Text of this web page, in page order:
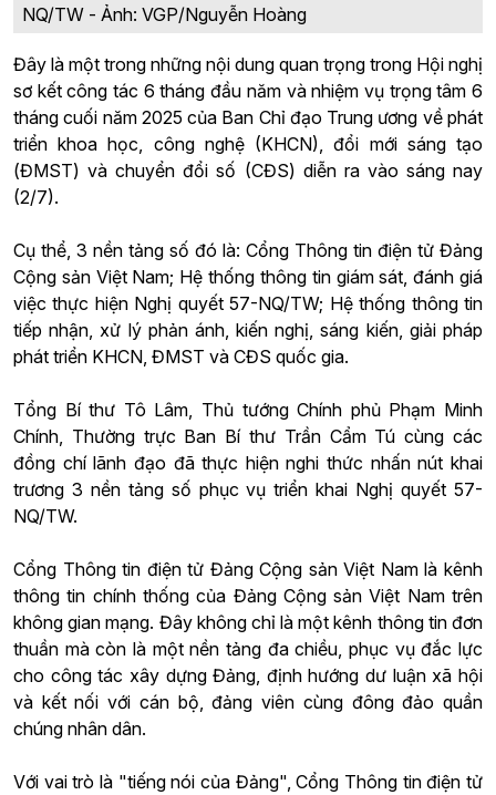
NQ/TW - Ảnh: VGP/Nguyễn Hoàng
Đây là một trong những nội dung quan trọng trong Hội nghị
sơ kết công tác 6 tháng đầu năm và nhiệm vụ trọng tâm 6
tháng cuối năm 2025 của Ban Chỉ đạo Trung ương về phát
triển khoa học, công nghệ (KHCN), đổi mới sáng tạo
(ĐMST) và chuyển đổi số (CĐS) diễn ra vào sáng nay
(2/7).
Cụ thể, 3 nền tảng số đó là: Cổng Thông tin điện tử Đảng
Cộng sản Việt Nam; Hệ thống thông tin giám sát, đánh giá
việc thực hiện Nghị quyết 57-NQ/TW; Hệ thống thông tin
tiếp nhận, xử lý phản ánh, kiến nghị, sáng kiến, giải pháp
phát triển KHCN, ĐMST và CĐS quốc gia.
Tổng Bí thư Tô Lâm, Thủ tướng Chính phủ Phạm Minh
Chính, Thường trực Ban Bí thư Trần Cẩm Tú cùng các
đồng chí lãnh đạo đã thực hiện nghi thức nhấn nút khai
trương 3 nền tảng số phục vụ triển khai Nghị quyết 57-
NQ/TW.
Cổng Thông tin điện tử Đảng Cộng sản Việt Nam là kênh
thông tin chính thống của Đảng Cộng sản Việt Nam trên
không gian mạng. Đây không chỉ là một kênh thông tin đơn
thuần mà còn là một nền tảng đa chiều, phục vụ đắc lực
cho công tác xây dựng Đảng, định hướng dư luận xã hội
và kết nối với cán bộ, đảng viên cùng đông đảo quần
chúng nhân dân.
Với vai trò là "tiếng nói của Đảng", Cổng Thông tin điện tử